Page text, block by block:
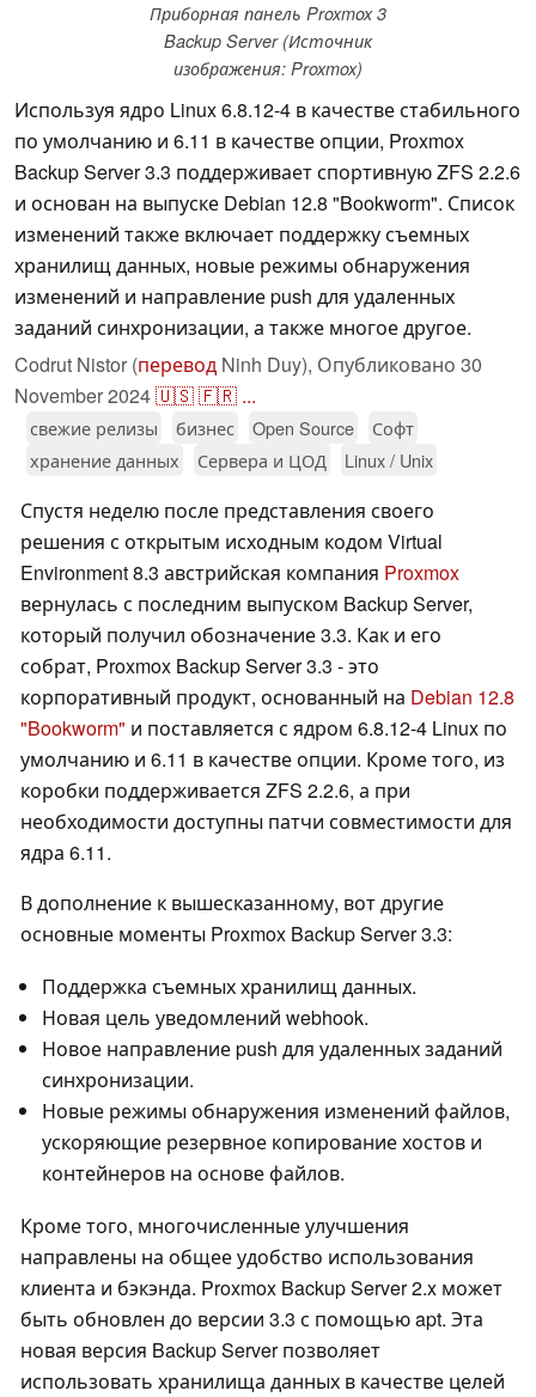
Приборная панель Proxmox 3
Backup Server (Источник
изображения: Proxmox)
Используя ядро Linux 6.8.12-4 в качестве стабильного
по умолчанию и 6.11 в качестве опции, Proxmox
Backup Server 3.3 поддерживает спортивную ZFS 2.2.6
и основан на выпуске Debian 12.8 "Bookworm". Список
изменений также включает поддержку съемных
хранилищ данных, новые режимы обнаружения
изменений и направление push для удаленных
заданий синхронизации, а также многое другое.
Codrut Nistor (перевод Ninh Duy), Опубликовано 30
November 2024🇺🇸🇫🇷 ...
свежие релизы бизнес Open Source
Софт
хранение данных
Сервера и ЦОД Linux / Unix
Спустя неделю после представления своего
решения с открытым исходным кодом Virtual
Environment 8.3 австрийская компания Proxmox
вернулась с последним выпуском Backup Server,
который получил обозначение 3.3. Как и его
собрат, Proxmox Backup Server 3.3 - это
корпоративный продукт, основанный на Debian 12.8
"Bookworm" и поставляется с ядром 6.8.12-4 Linux по
умолчанию и 6.11 в качестве опции. Кроме того, из
коробки поддерживается ZFS 2.2.6, а при
необходимости доступны патчи совместимости для
ядра 6.11.
В дополнение к вышесказанному, вот другие
основные моменты Proxmox Backup Server 3.3:
Поддержка съемных хранилищ данных.
Новая цель уведомлений webhook.
Новое направление push для удаленных заданий
синхронизации.
Новые режимы обнаружения изменений файлов,
ускоряющие резервное копирование хостов и
контейнеров на основе файлов.
Кроме того, многочисленные улучшения
направлены на общее удобство использования
клиента и бэкэнда. Proxmox Backup Server 2.x может
быть обновлен до версии 3.3 с помощью apt. Эта
новая версия Backup Server позволяет
использовать хранилища данных в качестве целей